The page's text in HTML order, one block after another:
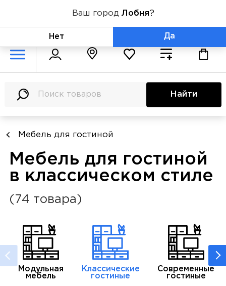
+7 (800) 775-71-06
Найти
Мебель для гостиной
Мебель для гостиной
в классическом стиле
(74 товара)
Модульная
мебель
Классические
гостиные
Современные
гостиные
Ваш город Лобня?
Нет Да